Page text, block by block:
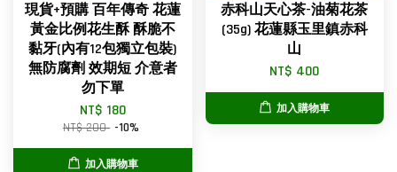
現貨+預購 百年傳奇 花蓮
黃金比例花生酥 酥脆不
黏牙(內有12包獨立包裝)
無防腐劑 效期短 介意者
勿下單
NT$ 180
NT$ 200 -10%
加入購物車
赤科山天心茶-油菊花茶
(35g) 花蓮縣玉里鎮赤科
山
NT$ 400
加入購物車